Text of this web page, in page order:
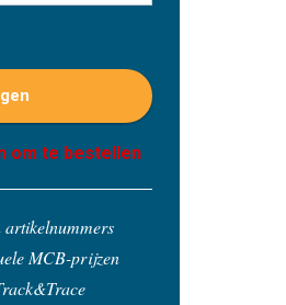
om te bestellen
artikelnummers
MCB-prijzen